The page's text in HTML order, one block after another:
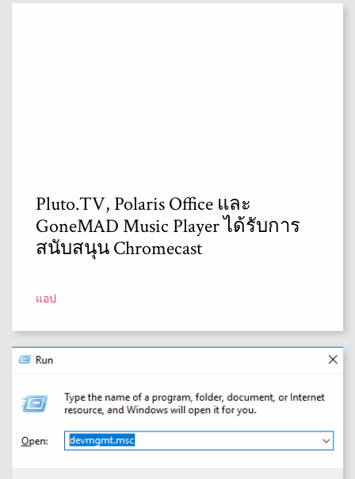
Pluto.TV, Polaris Office และ
GoneMAD Music Player ได้รับการ
สนับสนุน Chromecast
แอป